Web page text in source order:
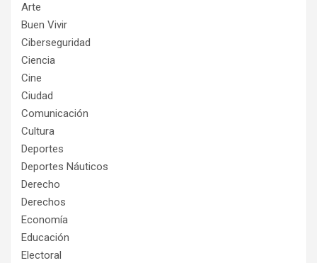
Arte
Buen Vivir
Ciberseguridad
Ciencia
Cine
Ciudad
Comunicación
Cultura
Deportes
Deportes Náuticos
Derecho
Derechos
Economía
Educación
Electoral